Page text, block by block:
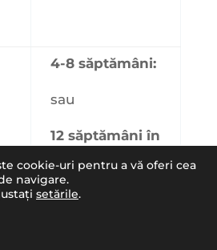
4-8 săptămâni:
sau
12 săptămâni în
insuficiența
cardiacă
cookie-uri pentru a vă oferi cea
navigare.
setările.